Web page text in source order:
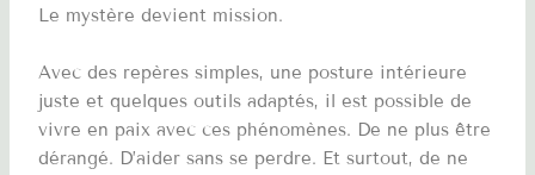
Le mystère devient mission.
Avec des repères simples, une posture intérieure
juste et quelques outils adaptés, il est possible de
vivre en paix avec ces phénomènes. De ne plus être
dérangé. D’aider sans se perdre. Et surtout, de ne